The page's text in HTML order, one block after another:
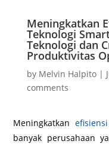
Meningkatkan
Teknologi
Teknologi dan
Produktivitas
by Melvin Halpito|
comments
Meningkatkan
banyak perusahaan